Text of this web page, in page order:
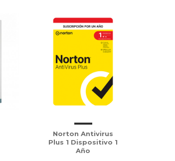
Norton Antivirus
Plus 1 Dispositivo 1
Año